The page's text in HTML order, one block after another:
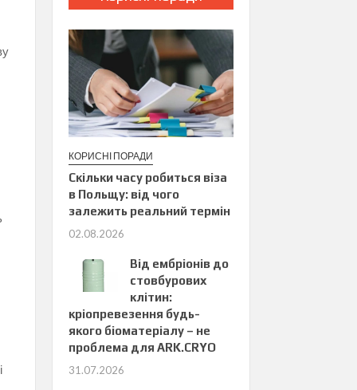
КОРИСНІ ПОРАДИ
Скільки часу робиться віза
в Польщу: від чого
залежить реальний термін
02.08.2026
Від ембріонів до
стовбурових
клітин:
кріопревезення будь-
якого біоматеріалу – не
проблема для ARK.CRYO
31.07.2026